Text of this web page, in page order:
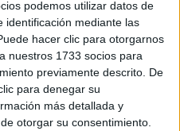
podemos utilizar datos de
identificación mediante las
hacer clic para otorgarnos
nuestros 1733 socios para
previamente descrito. De
para denegar su
más detallada y
otorgar su consentimiento.
.
de traducción e interpretación
en 2005 representó el 1 por
unos 1.123 millones